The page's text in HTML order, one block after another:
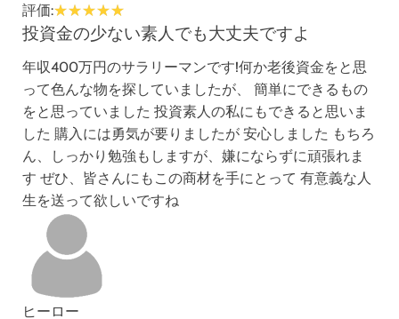
評価:
投資金の少ない素人でも大丈夫ですよ
年収400万円のサラリーマンです!何か老後資金をと思
って色んな物を探していましたが、 簡単にできるもの
をと思っていました 投資素人の私にもできると思いま
した 購入には勇気が要りましたが 安心しました もちろ
ん、しっかり勉強もしますが、嫌にならずに頑張れま
す ぜひ、皆さんにもこの商材を手にとって 有意義な人
生を送って欲しいですね
ヒーロー